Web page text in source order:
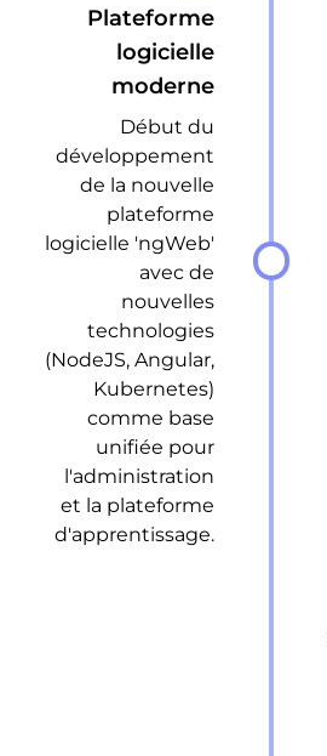
Plateforme
logicielle
moderne
Début du
développement
de la nouvelle
plateforme
logicielle 'ngWeb'
avec de
nouvelles
technologies
(NodeJS, Angular,
Kubernetes)
comme base
unifiée pour
l'administration
et la plateforme
d'apprentissage.